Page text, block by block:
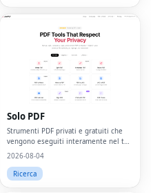
Solo PDF
Strumenti PDF privati ​​e gratuiti che
vengono eseguiti interamente nel tuo
browser: i file non lasciano mai il tuo
2026-08-04
Ricerca